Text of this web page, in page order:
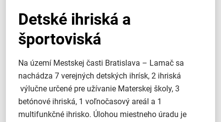
Detské ihriská a
športoviská
Na území Mestskej časti Bratislava – Lamač sa
nachádza 7 verejných detských ihrísk, 2 ihriská
výlučne určené pre užívanie Materskej školy, 3
betónové ihriská, 1 voľnočasový areál a 1
multifunkčné ihrisko. Úlohou miestneho úradu je